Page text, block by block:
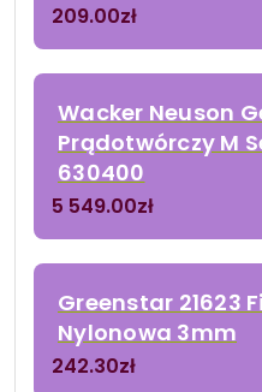
209.00zł
Wacker Neuson
Prądotwórczy M
630400
5 549.00zł
Greenstar 21623
Nylonowa 3mm
242.30zł